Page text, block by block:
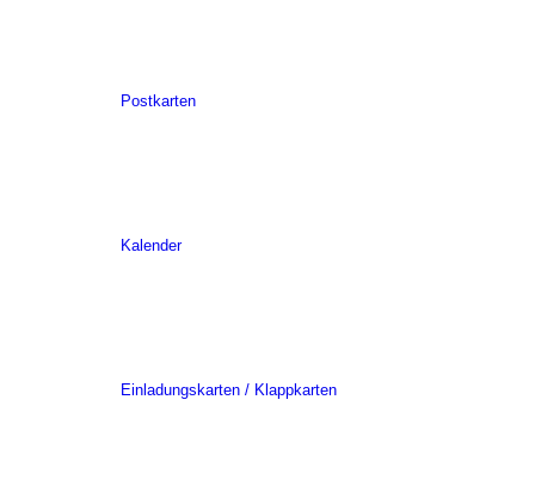
Postkarten
Kalender
Einladungskarten / Klappkarten